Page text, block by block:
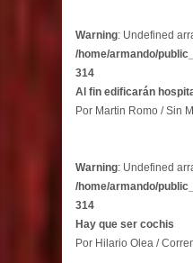
Warning: Undefined
/home/armando/
314
Al fin edificarán
Por Martin Romo / Sin
Warning: Undefined
/home/armando/
314
Hay que ser cochis
Por Hilario Olea /